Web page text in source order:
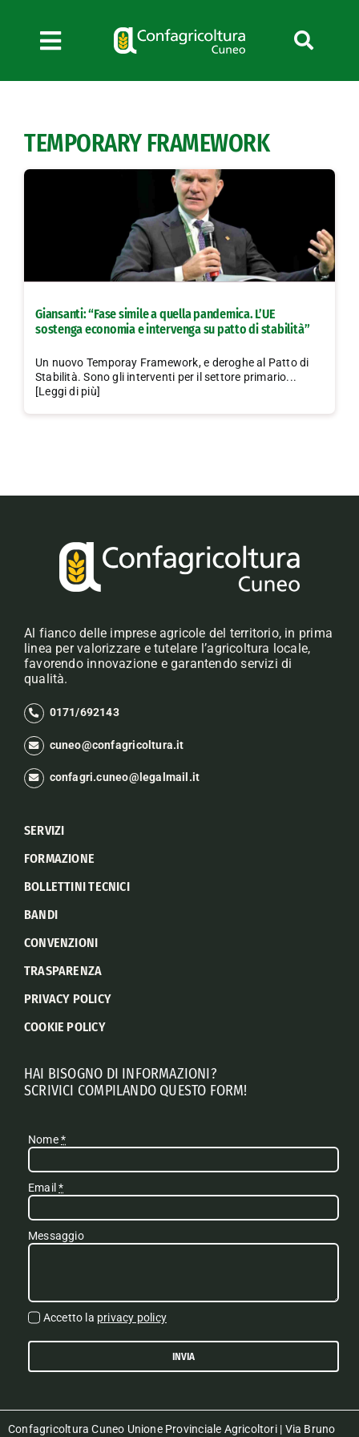
contenuto
Toggle
Navigation
News
Bandi
L’Agricoltore cuneese
Lavora con noi
TEMPORARY FRAMEWORK
Giansanti: “Fase simile a quella pandemica. L’UE
sostenga economia e intervenga su patto di stabilità”
Un nuovo Temporay Framework, e deroghe al Patto di
Stabilità. Sono gli interventi per il settore primario...
[Leggi di più]
Al fianco delle imprese agricole del territorio, in prima
linea per valorizzare e tutelare l’agricoltura locale,
favorendo innovazione e garantendo servizi di
qualità.
0171/692143
cuneo@confagricoltura.it
confagri.cuneo@legalmail.it
SERVIZI
FORMAZIONE
BOLLETTINI TECNICI
BANDI
CONVENZIONI
TRASPARENZA
PRIVACY POLICY
COOKIE POLICY
HAI BISOGNO DI INFORMAZIONI?
SCRIVICI COMPILANDO QUESTO FORM!
Nome*
Email*
Messaggio
Accetto la privacy policy
INVIA
Confagricoltura Cuneo Unione Provinciale Agricoltori | Via Bruno